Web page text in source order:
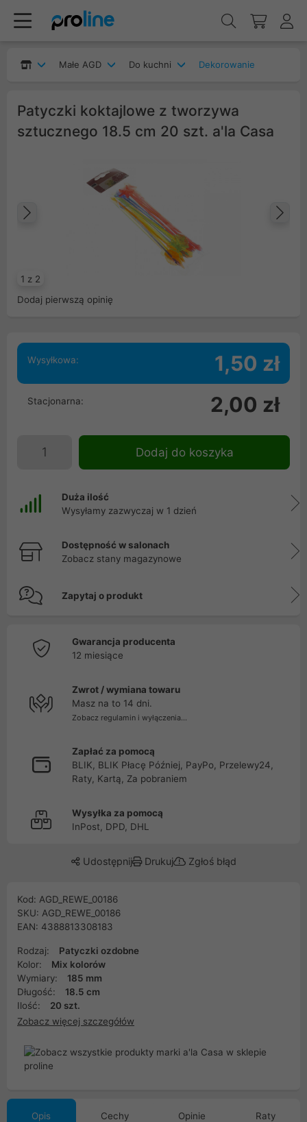
Małe AGD Do kuchni Dekorowanie
Patyczki koktajlowe z tworzywa
sztucznego 18.5 cm 20 szt. a'la Casa
1 z 2
Dodaj pierwszą opinię
Wysyłkowa: 1,50 zł
Stacjonarna: 2,00 zł
Dodaj do koszyka
Duża ilość
Wysyłamy zazwyczaj w 1 dzień
Dostępność w salonach
Zobacz stany magazynowe
Zapytaj o produkt
Gwarancja producenta
12 miesiące
Zwrot / wymiana towaru
Masz na to 14 dni.
Zobacz regulamin i wyłączenia...
Zapłać za pomocą
BLIK, BLIK Płacę Później, PayPo, Przelewy24,
Raty, Kartą, Za pobraniem
Wysyłka za pomocą
InPost, DPD, DHL
Udostępnij Drukuj Zgłoś błąd
Kod: AGD_REWE_00186
SKU: AGD_REWE_00186
EAN: 4388813308183
Rodzaj:
Patyczki ozdobne
Kolor:
Mix kolorów
Wymiary:
185 mm
Długość:
18.5 cm
Ilość:
20 szt.
Zobacz więcej szczegółów
Opis Cechy Opinie Raty